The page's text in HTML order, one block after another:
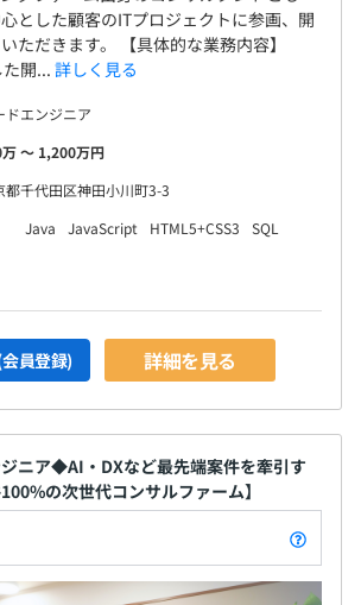
とした顧客のITプロジェクトに参画、開
ただきます。 【具体的な業務内容】
開... 詳しく見る
ドエンジニア
〜 1,200万円
都千代田区神田小川町3-3
Java JavaScript HTML5+CSS3
SQL
員登録) 詳細を見る
ニア◆AI・DXなど最先端案件を牽引す
の次世代コンサルファーム】